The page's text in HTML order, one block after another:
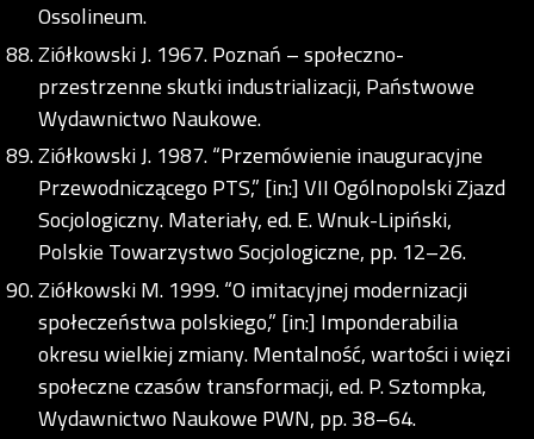
Ossolineum.
Ziółkowski J. 1967. Poznań – społeczno-
przestrzenne skutki industrializacji, Państwowe
Wydawnictwo Naukowe.
Ziółkowski J. 1987. “Przemówienie inauguracyjne
Przewodniczącego PTS,” [in:] VII Ogólnopolski Zjazd
Socjologiczny. Materiały, ed. E. Wnuk-Lipiński,
Polskie Towarzystwo Socjologiczne, pp. 12–26.
Ziółkowski M. 1999. “O imitacyjnej modernizacji
społeczeństwa polskiego,” [in:] Imponderabilia
okresu wielkiej zmiany. Mentalność, wartości i więzi
społeczne czasów transformacji, ed. P. Sztompka,
Wydawnictwo Naukowe PWN, pp. 38–64.